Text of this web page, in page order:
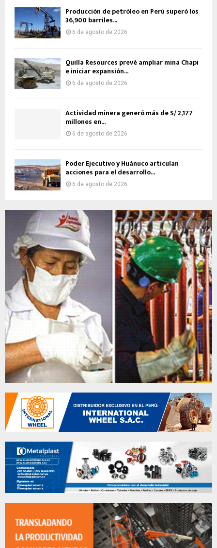
Producción de petróleo en Perú superó los
36,900 barriles...
6 de agosto de 2026
Quilla Resources prevé ampliar mina Chapi
e iniciar expansión...
6 de agosto de 2026
Actividad minera generó más de S/ 2,177
millones en...
6 de agosto de 2026
Poder Ejecutivo y Huánuco articulan
acciones para el desarrollo...
6 de agosto de 2026